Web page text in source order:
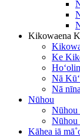
Kikowaena
Ke
Nā
Nā
Nūhou
Nūhou
Nūhou
Kāhea iā